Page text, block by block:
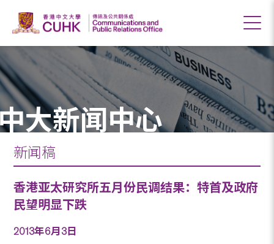
大新闻中心
新闻稿
香港亚太研究所五月份民调结果：特首及政府
民望明显下跌
2013年6月3日